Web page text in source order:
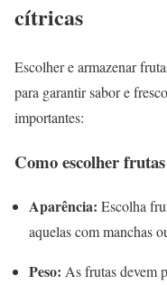
cítricas
Escolher e armazenar
para garantir sabor e
importantes:
Como escolher
Aparência: Escolha
aquelas com manchas
Peso: As frutas devem